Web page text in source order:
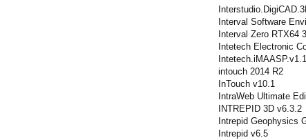
Interval Software
Interval Zero RTX64
Intetech Electronic
intouch 2014 R2
InTouch v10.1
IntraWeb Ultimate
INTREPID 3D v6.3.2
Intrepid Geophysics
Intrepid v6.5